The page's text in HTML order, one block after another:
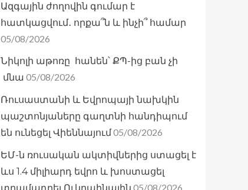
Ազգային ժողովին գումար է
հատկացվում․ որքա՞ն և ինչի՞ համար
05/08/2026
Նիկոլի աթոռը հանեն՝ ՔՊ-ից բան չի
մնա 05/08/2026
Ռուսաստանի և Եվրոպայի նախկին
պաշտոնյաները գաղտնի հանդիպում
են ունեցել Վիեննայում05/08/2026
ԵՄ-ն ռուսական ակտիվներից ստացել է
ևս 1.4 միլիարդ եվրո և խոստացել
05/08/2026